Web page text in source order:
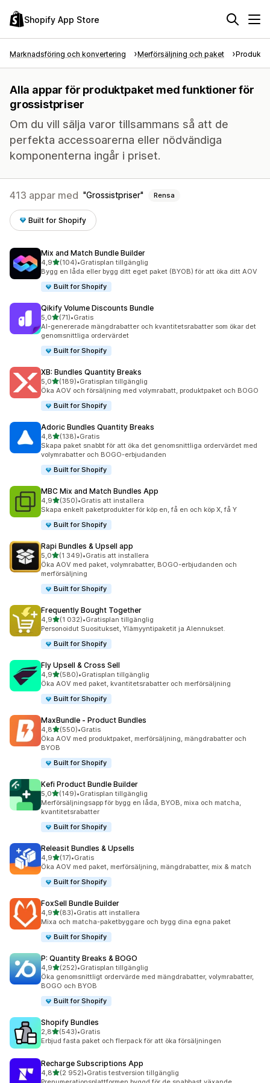
Shopify App Store
Marknadsföring och konvertering Merförsäljning och paket
Alla appar för produktpaket med funktioner för
grossistpriser
Om du vill sälja varor tillsammans så att de
perfekta accessoarerna eller nödvändiga
komponenterna ingår i priset.
413 appar med Grossistpriser Rensa
Built for Shopify
Mix and Match Bundle Builder
4,9av 5 stjärnor
(104)
104 recensioner totalt
•Gratisplan tillgänglig
Bygg en låda eller bygg ditt eget paket (BYOB) för att öka ditt AOV
Built for Shopify
Qikify Volume Discounts Bundle
5,0av 5 stjärnor
(71)
71 recensioner totalt
•Gratis
AI-genererade mängdrabatter och kvantitetsrabatter som ökar det
genomsnittliga ordervärdet
Built for Shopify
XB: Bundles Quantity Breaks
5,0av 5 stjärnor
(189)
189 recensioner totalt
•Gratisplan tillgänglig
Öka AOV och försäljning med volymrabatt, produktpaket och BOGO
Built for Shopify
Adoric Bundles Quantity Breaks
4,8av 5 stjärnor
(138)
138 recensioner totalt
•Gratis
Skapa paket snabbt för att öka det genomsnittliga ordervärdet med
volymrabatter och BOGO-erbjudanden
Built for Shopify
MBC Mix and Match Bundles App
4,9av 5 stjärnor
(350)
350 recensioner totalt
•Gratis att installera
Skapa enkelt paketprodukter för köp en, få en och köp X, få Y
Built for Shopify
Rapi Bundles & Upsell app
5,0av 5 stjärnor
(1 349)
1349 recensioner totalt
•Gratis att installera
Öka AOV med paket, volymrabatter, BOGO-erbjudanden och
merförsäljning
Built for Shopify
Frequently Bought Together
4,9av 5 stjärnor
(1 032)
1032 recensioner totalt
•Gratisplan tillgänglig
Personoidut Suositukset, Ylämyyntipaketit ja Alennukset.
Built for Shopify
Fly Upsell & Cross Sell
4,9av 5 stjärnor
(580)
580 recensioner totalt
•Gratisplan tillgänglig
Öka AOV med paket, kvantitetsrabatter och merförsäljning
Built for Shopify
MaxBundle ‑ Product Bundles
4,8av 5 stjärnor
(550)
550 recensioner totalt
•Gratis
Öka AOV med produktpaket, merförsäljning, mängdrabatter och
BYOB
Built for Shopify
Kefi Product Bundle Builder
5,0av 5 stjärnor
(149)
149 recensioner totalt
•Gratisplan tillgänglig
Merförsäljningsapp för bygg en låda, BYOB, mixa och matcha,
kvantitetsrabatter
Built for Shopify
Releasit Bundles & Upsells
4,9av 5 stjärnor
(17)
17 recensioner totalt
•Gratis
Öka AOV med paket, merförsäljning, mängdrabatter, mix & match
Built for Shopify
FoxSell Bundle Builder
4,9av 5 stjärnor
(83)
83 recensioner totalt
•Gratis att installera
Mixa och matcha-paketbyggare och bygg dina egna paket
Built for Shopify
P: Quantity Breaks & BOGO
4,9av 5 stjärnor
(252)
252 recensioner totalt
•Gratisplan tillgänglig
Öka genomsnittligt ordervärde med mängdrabatter, volymrabatter,
BOGO och BYOB
Built for Shopify
Shopify Bundles
2,8av 5 stjärnor
(543)
543 recensioner totalt
•Gratis
Erbjud fasta paket och flerpack för att öka försäljningen
Recharge Subscriptions App
4,8av 5 stjärnor
(2 952)
2952 recensioner totalt
•Gratis testversion tillgänglig